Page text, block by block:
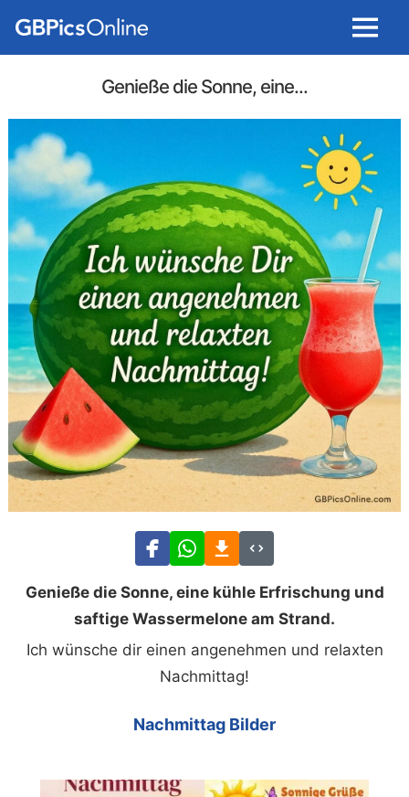
Menu
Genieße die Sonne, eine...
Genieße die Sonne, eine kühle Erfrischung und
saftige Wassermelone am Strand.
Ich wünsche dir einen angenehmen und relaxten
Nachmittag!
Nachmittag Bilder